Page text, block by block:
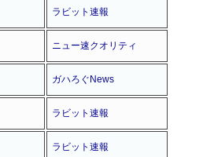
ラビット速報
ニュー速クオリティ
ガハろぐNews
ラビット速報
ラビット速報